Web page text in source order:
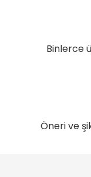
Binlerce
Öneri ve